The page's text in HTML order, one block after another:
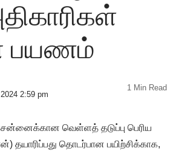
பயணம்
2:59 pm
1 Min Read
வெள்ளத் தடுப்பு பெரிய
தயாரிப்பது தொடர்பான பயிற்சிக்காக,